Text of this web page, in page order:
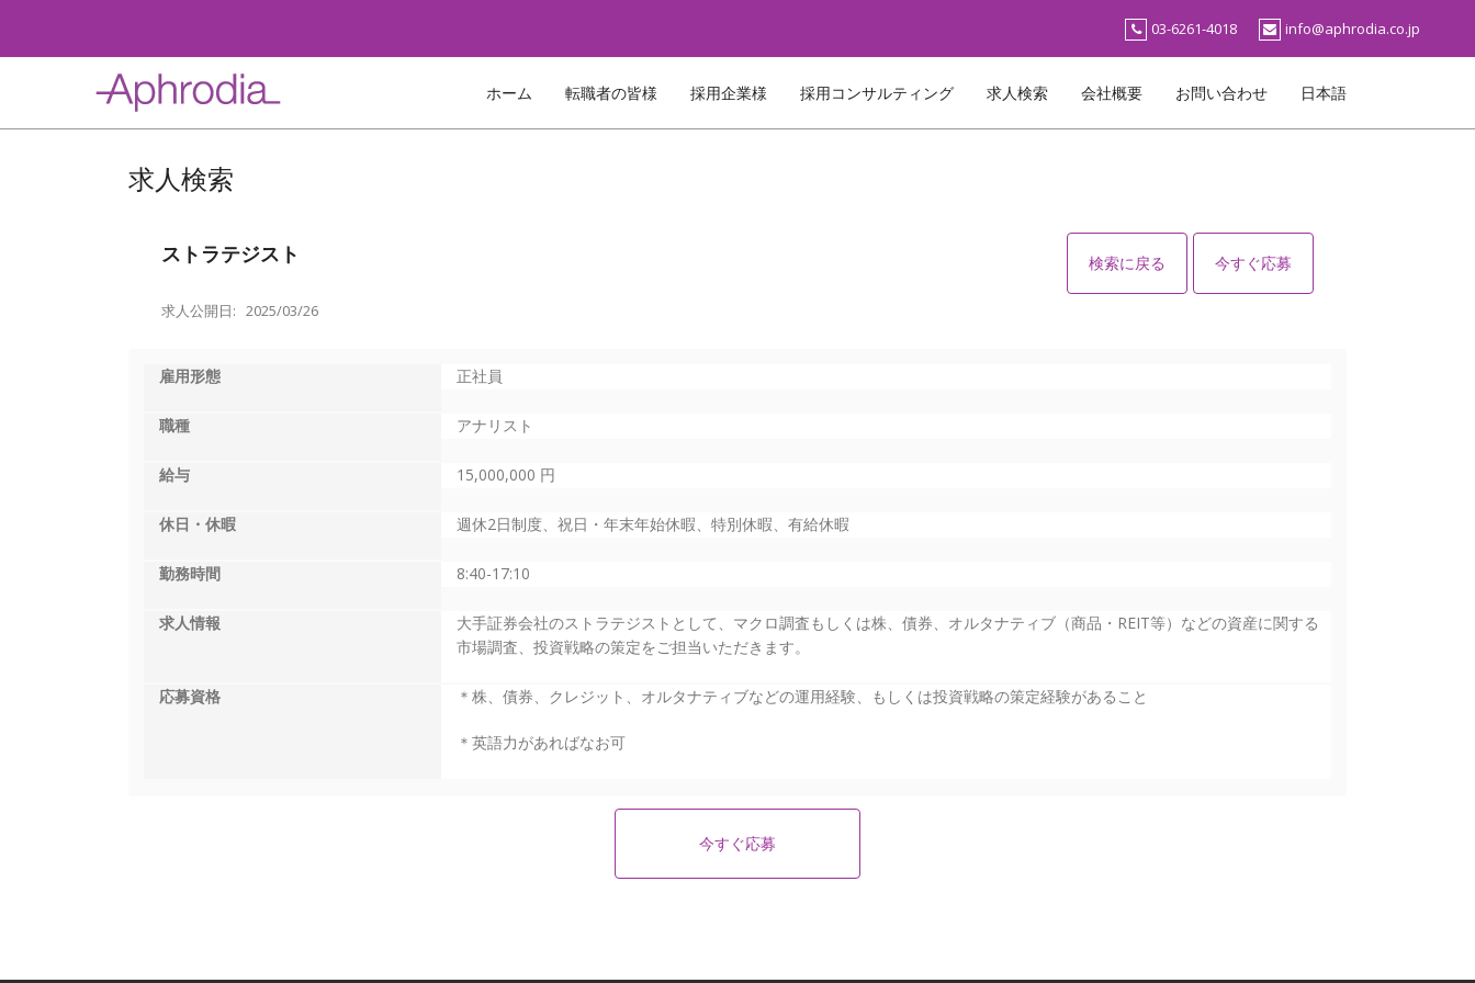
content
03-6261-4018 info@aphrodia.co.jp
ホーム 転職者の皆様 採用企業様 採用コンサルティング 求人検索 会社概要 お問い合わせ 日本語
求人検索
ストラテジスト 検索に戻る 今すぐ応募
求人公開日: 2025/03/26
雇用形態 正社員
職種 アナリスト
給与 15,000,000 円
休日・休暇 週休2日制度、祝日・年末年始休暇、特別休暇、有給休暇
勤務時間 8:40-17:10
求人情報
大手証券会社のストラテジストとして、マクロ調査もしくは株、債券、オルタナティブ（商品・REIT等）などの資産に関する
市場調査、投資戦略の策定をご担当いただきます。
応募資格 ＊株、債券、クレジット、オルタナティブなどの運用経験、もしくは投資戦略の策定経験があること
＊英語力があればなお可
今すぐ応募